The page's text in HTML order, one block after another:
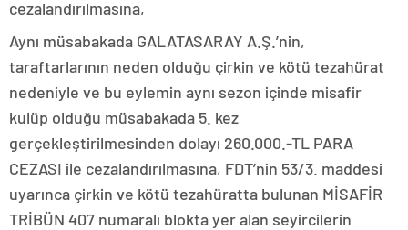
cezalandırılmasına,
Aynı müsabakada GALATASARAY A.Ş.’nin,
taraftarlarının neden olduğu çirkin ve kötü tezahürat
nedeniyle ve bu eylemin aynı sezon içinde misafir
kulüp olduğu müsabakada 5. kez
gerçekleştirilmesinden dolayı 260.000.-TL PARA
CEZASI ile cezalandırılmasına, FDT’nin 53/3. maddesi
uyarınca çirkin ve kötü tezahüratta bulunan MİSAFİR
TRİBÜN 407 numaralı blokta yer alan seyircilerin